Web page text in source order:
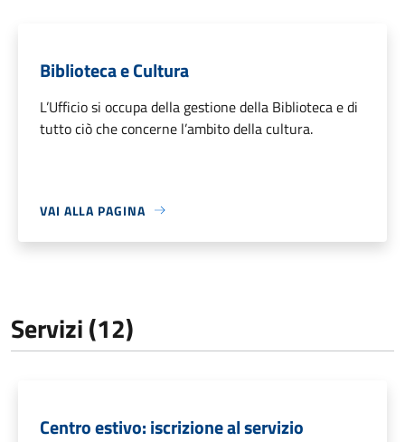
Biblioteca e Cultura
L’Ufficio si occupa della gestione della Biblioteca e di
tutto ciò che concerne l’ambito della cultura.
VAI ALLA PAGINA
Servizi (12)
Centro estivo: iscrizione al servizio